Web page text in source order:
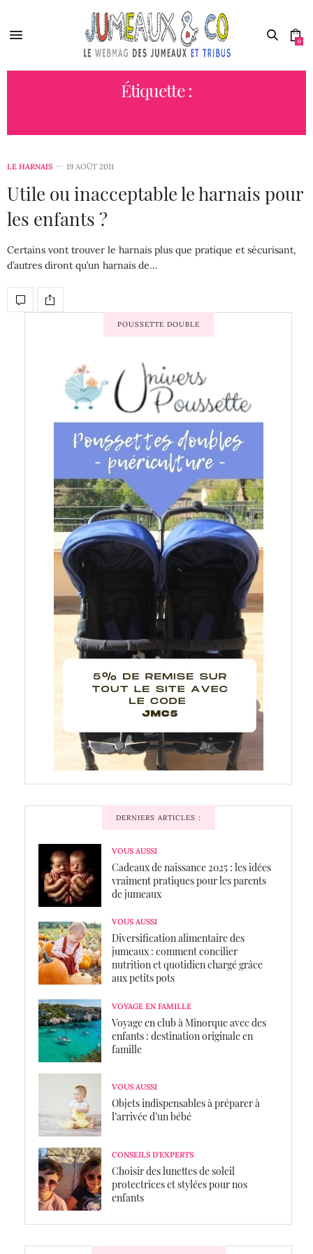
0
Étiquette :
LE HARNAIS 19 AOÛT 2011
Utile ou inacceptable le harnais pour
les enfants ?
Certains vont trouver le harnais plus que pratique et sécurisant,
d’autres diront qu’un harnais de…
POUSSETTE DOUBLE
DERNIERS ARTICLES :
VOUS AUSSI
Cadeaux de naissance 2025 : les idées
vraiment pratiques pour les parents
de jumeaux
VOUS AUSSI
Diversification alimentaire des
jumeaux : comment concilier
nutrition et quotidien chargé grâce
aux petits pots
VOYAGE EN FAMILLE
Voyage en club à Minorque avec des
enfants : destination originale en
famille
VOUS AUSSI
Objets indispensables à préparer à
l’arrivée d’un bébé
CONSEILS D'EXPERTS
Choisir des lunettes de soleil
protectrices et stylées pour nos
enfants